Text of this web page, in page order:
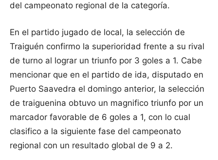
del campeonato regional de la categoría.
En el partido jugado de local, la selección de
Traiguén confirmo la superioridad frente a su rival
de turno al lograr un triunfo por 3 goles a 1. Cabe
mencionar que en el partido de ida, disputado en
Puerto Saavedra el domingo anterior, la selección
de traiguenina obtuvo un magnifico triunfo por un
marcador favorable de 6 goles a 1, con lo cual
clasifico a la siguiente fase del campeonato
regional con un resultado global de 9 a 2.